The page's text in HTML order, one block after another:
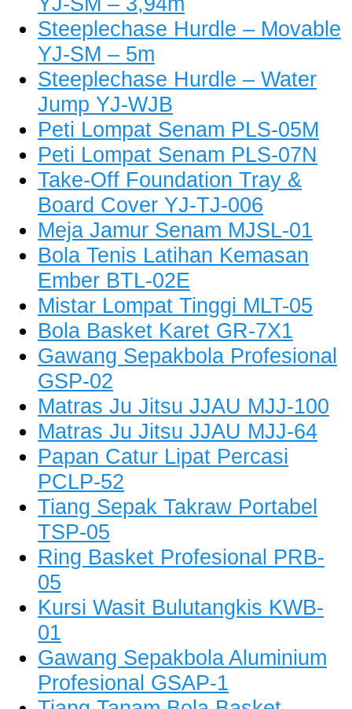
Steeplechase Hurdle – Movable
YJ-SM – 5m
Steeplechase Hurdle – Water
Jump YJ-WJB
Peti Lompat Senam PLS-05M
Peti Lompat Senam PLS-07N
Take-Off Foundation Tray &
Board Cover YJ-TJ-006
Meja Jamur Senam MJSL-01
Bola Tenis Latihan Kemasan
Ember BTL-02E
Mistar Lompat Tinggi MLT-05
Bola Basket Karet GR-7X1
Gawang Sepakbola Profesional
GSP-02
Matras Ju Jitsu JJAU MJJ-100
Matras Ju Jitsu JJAU MJJ-64
Papan Catur Lipat Percasi
PCLP-52
Tiang Sepak Takraw Portabel
TSP-05
Ring Basket Profesional PRB-
05
Kursi Wasit Bulutangkis KWB-
01
Gawang Sepakbola Aluminium
Profesional GSAP-1